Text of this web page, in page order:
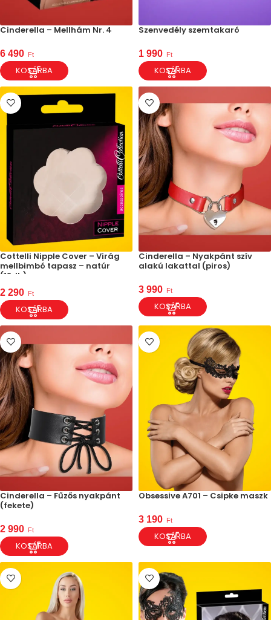
Cinderella – Mellhám Nr. 4
6 490 Ft
KOSÁRBA
Szenvedély szemtakaró
1 990 Ft
KOSÁRBA
Cottelli Nipple Cover – Virág
mellbimbó tapasz – natúr
(12db)
2 290 Ft
KOSÁRBA
Cinderella – Nyakpánt szív
alakú lakattal (piros)
3 990 Ft
KOSÁRBA
Cinderella – Fűzős nyakpánt
(fekete)
2 990 Ft
KOSÁRBA
Obsessive A701 – Csipke maszk
3 190 Ft
KOSÁRBA